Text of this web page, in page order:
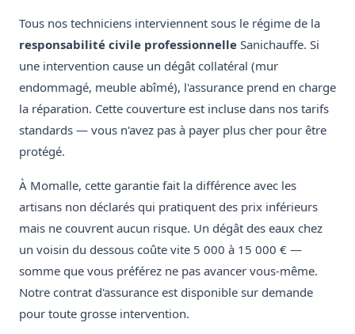
Tous nos techniciens interviennent sous le régime de la
responsabilité civile professionnelle Sanichauffe. Si
une intervention cause un dégât collatéral (mur
endommagé, meuble abîmé), l'assurance prend en charge
la réparation. Cette couverture est incluse dans nos tarifs
standards — vous n'avez pas à payer plus cher pour être
protégé.
À Momalle, cette garantie fait la différence avec les
artisans non déclarés qui pratiquent des prix inférieurs
mais ne couvrent aucun risque. Un dégât des eaux chez
un voisin du dessous coûte vite 5 000 à 15 000 € —
somme que vous préférez ne pas avancer vous-même.
Notre contrat d'assurance est disponible sur demande
pour toute grosse intervention.